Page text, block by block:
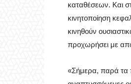
καταθέσεων. Και
κινητοποίηση
κινηθούν
προχωρήσει με
«Σήμερα, παρά τα